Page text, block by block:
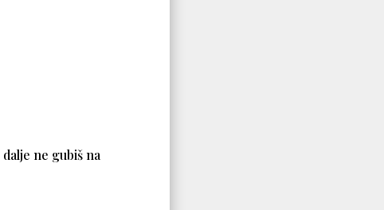
ne gubiš na